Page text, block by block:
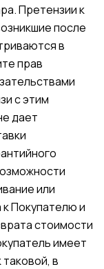
Претензии к
после
в
прав
с этим
дает
или
Покупателю и
стоимости
имеет
в